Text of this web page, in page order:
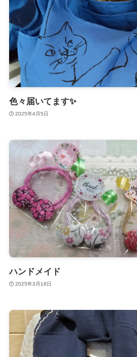
色々届いてます✨
2025年4月5日
ハンドメイド
2025年3月18日